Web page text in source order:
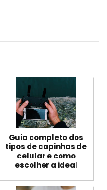
Guia completo dos
tipos de capinhas de
celular e como
escolher a ideal